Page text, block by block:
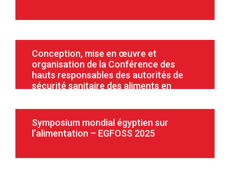
Conception, mise en œuvre et
organisation de la Conférence des
hauts responsables des autorités de
sécurité sanitaire des aliments en
Symposium mondial égyptien sur
l’alimentation – EGFOSS 2025